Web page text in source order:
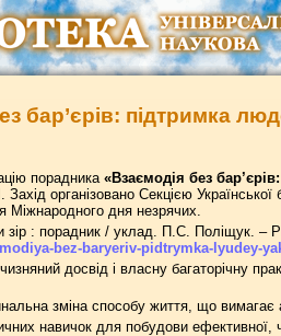
бар’єрів: підтримка
порадника«Взаємодія без
організовано Секцією Української
Міжнародного дня незрячих.
зір : порадник / уклад. П.С. Поліщук.
bez-baryeriv-pidtrymka-lyudey-
досвід і власну багаторічну
зміна способу життя, що вимагає
навичок для побудови ефективної,